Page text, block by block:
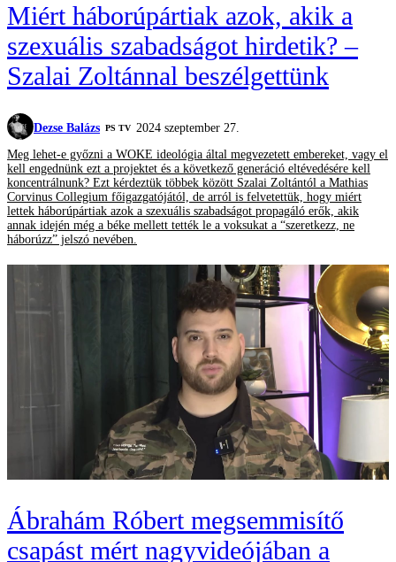
Miért háborúpártiak azok, akik a
szexuális szabadságot hirdetik? –
Szalai Zoltánnal beszélgettünk
Dezse Balázs PS TV 2024 szeptember 27.
Meg lehet-e győzni a WOKE ideológia által megvezetett embereket, vagy el
kell engednünk ezt a projektet és a következő generáció eltévedésére kell
koncentrálnunk? Ezt kérdeztük többek között Szalai Zoltántól a Mathias
Corvinus Collegium főigazgatójától, de arról is felvetettük, hogy miért
lettek háborúpártiak azok a szexuális szabadságot propagáló erők, akik
annak idején még a béke mellett tették le a voksukat a “szeretkezz, ne
háborúzz” jelszó nevében.
Ábrahám Róbert megsemmisítő
csapást mért nagyvideójában a